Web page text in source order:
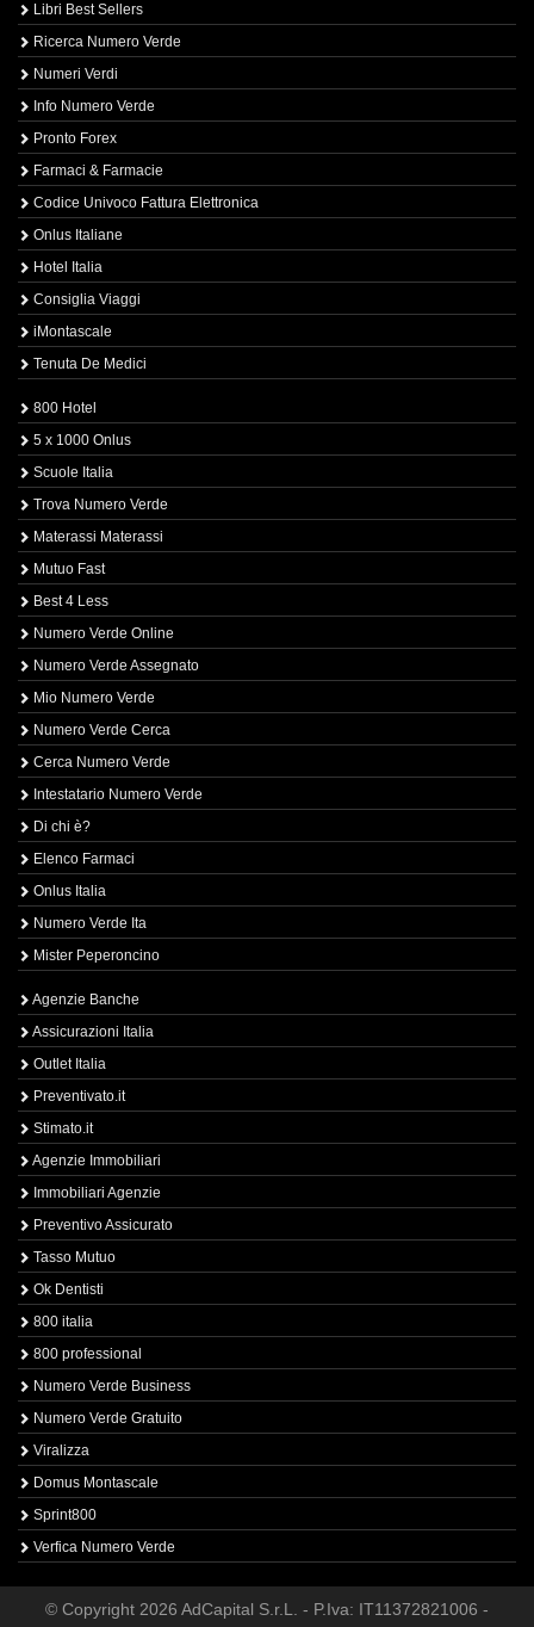
Libri Best Sellers
Ricerca Numero Verde
Numeri Verdi
Info Numero Verde
Pronto Forex
Farmaci & Farmacie
Codice Univoco Fattura Elettronica
Onlus Italiane
Hotel Italia
Consiglia Viaggi
iMontascale
Tenuta De Medici
800 Hotel
5 x 1000 Onlus
Scuole Italia
Trova Numero Verde
Materassi Materassi
Mutuo Fast
Best 4 Less
Numero Verde Online
Numero Verde Assegnato
Mio Numero Verde
Numero Verde Cerca
Cerca Numero Verde
Intestatario Numero Verde
Di chi è?
Elenco Farmaci
Onlus Italia
Numero Verde Ita
Mister Peperoncino
Agenzie Banche
Assicurazioni Italia
Outlet Italia
Preventivato.it
Stimato.it
Agenzie Immobiliari
Immobiliari Agenzie
Preventivo Assicurato
Tasso Mutuo
Ok Dentisti
800 italia
800 professional
Numero Verde Business
Numero Verde Gratuito
Viralizza
Domus Montascale
Sprint800
Verfica Numero Verde
© Copyright 2026 AdCapital S.r.L. - P.Iva: IT11372821006 -